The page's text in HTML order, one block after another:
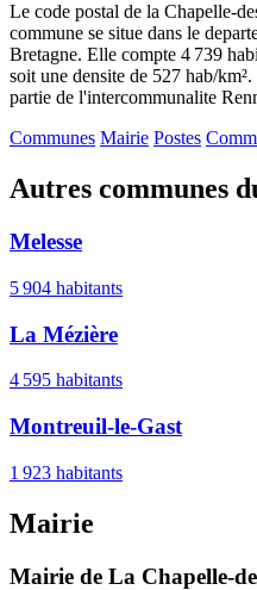
Le code postal de la Chapelle-
commune se situe dans le
Bretagne. Elle compte 4 739
soit une densite de 527 hab/
partie de l'intercommunalite
Communes Mairie Postes
Autres communes
Melesse
5 904 habitants
La Mézière
4 595 habitants
Montreuil-le-Gast
1 923 habitants
Mairie
Mairie de La Chapelle-